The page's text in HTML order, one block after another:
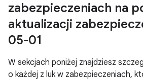
zabezpieczeniach na
aktualizacji
05-01
W sekcjach poniżej znajdziesz
o każdej z luk w zabezpieczeniach,